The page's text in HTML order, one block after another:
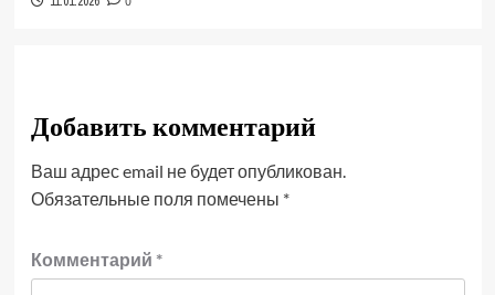
Добавить комментарий
Ваш адрес email не будет опубликован.
Обязательные поля помечены *
Комментарий *